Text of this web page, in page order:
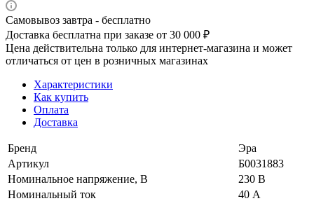
Самовывоз завтра - бесплатно
Доставка бесплатна при заказе от 30 000 ₽
Цена действительна только для интернет-магазина и может
отличаться от цен в розничных магазинах
Характеристики
Как купить
Оплата
Доставка
Бренд
Эра
Артикул
Б0031883
Номинальное напряжение, В
230 В
Номинальный ток
40 А